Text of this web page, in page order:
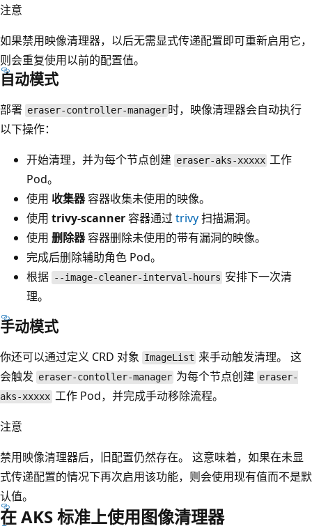
注意
如果禁用映像清理器，以后无需显式传递配置即可重新启用它，
则会重复使用以前的配置值。
自动模式
部署 eraser-controller-manager 时，映像清理器会自动执行
以下操作：
开始清理，并为每个节点创建 eraser-aks-xxxxx 工作
Pod。
使用 收集器容器收集未使用的映像。
使用 trivy-scanner 容器通过 trivy扫描漏洞。
使用 删除器容器删除未使用的带有漏洞的映像。
完成后删除辅助角色 Pod。
根据 --image-cleaner-interval-hours 安排下一次清
理。
手动模式
你还可以通过定义 CRD 对象 ImageList 来手动触发清理。 这
会触发 eraser-contoller-manager 为每个节点创建 eraser-
aks-xxxxx 工作 Pod，并完成手动移除流程。
注意
禁用映像清理器后，旧配置仍然存在。 这意味着，如果在未显
式传递配置的情况下再次启用该功能，则会使用现有值而不是默
认值。
在 AKS 标准上使用图像清理器